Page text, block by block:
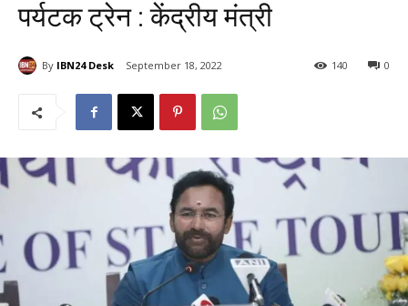
पर्यटक ट्रेन : केंद्रीय मंत्री
By IBN24 Desk September 18, 2022 0
140